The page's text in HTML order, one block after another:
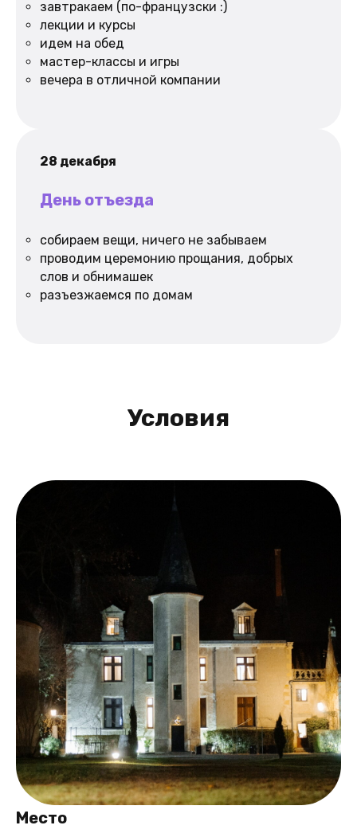
завтракаем (по-французски :)
лекции и курсы
идем на обед
мастер-классы и игры
вечера в отличной компании
28 декабря
День отъезда
собираем вещи, ничего не забываем
проводим церемонию прощания, добрых
слов и обнимашек
разъезжаемся по домам
Условия
Место